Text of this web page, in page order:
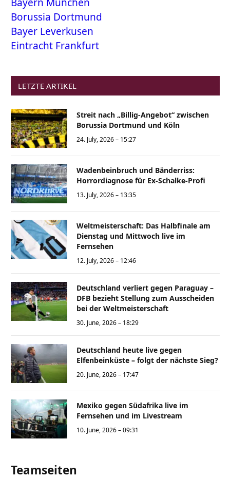
Borussia Dortmund
Bayer Leverkusen
Eintracht Frankfurt
LETZTE ARTIKEL
Streit nach „Billig-Angebot“ zwischen
Borussia Dortmund und Köln
24. July, 2026 – 15:27
Wadenbeinbruch und Bänderriss:
Horrordiagnose für Ex-Schalke-Profi
13. July, 2026 – 13:35
Weltmeisterschaft: Das Halbfinale am
Dienstag und Mittwoch live im
Fernsehen
12. July, 2026 – 12:46
Deutschland verliert gegen Paraguay –
DFB bezieht Stellung zum Ausscheiden
bei der Weltmeisterschaft
30. June, 2026 – 18:29
Deutschland heute live gegen
Elfenbeinküste – folgt der nächste Sieg?
20. June, 2026 – 17:47
Mexiko gegen Südafrika live im
Fernsehen und im Livestream
10. June, 2026 – 09:31
Teamseiten